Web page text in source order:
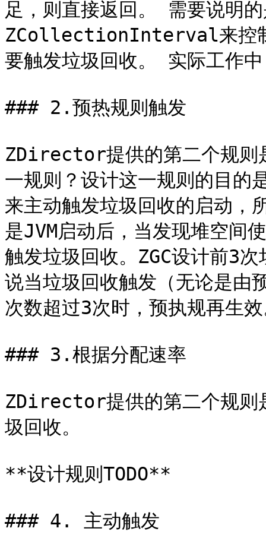
足，则直接返回。 需要说明
ZCollectionInterval来控制
要触发垃圾回收。 实际工作
### 2.预热规则触发
ZDirector提供的第二个规则
一规则？设计这一规则的目的
来主动触发垃圾回收的启动，
是JVM启动后，当发现堆空间
触发垃圾回收。ZGC设计前3
说当垃圾回收触发（无论是由
次数超过3次时，预执规再生
### 3.根据分配速率
ZDirector提供的第二个规则
圾回收。
**设计规则TODO**
### 4. 主动触发